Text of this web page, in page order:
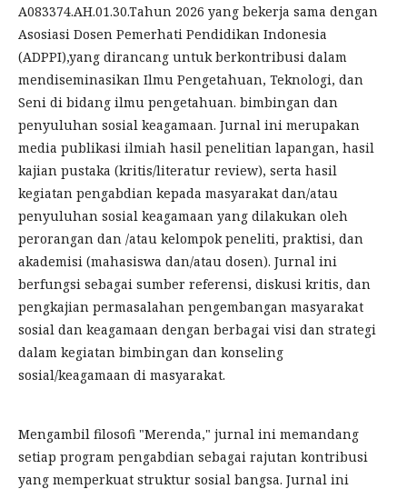
A083374.AH.01.30.Tahun 2026 yang bekerja sama dengan
Asosiasi Dosen Pemerhati Pendidikan Indonesia
(ADPPI),yang dirancang untuk berkontribusi dalam
mendiseminasikan Ilmu Pengetahuan, Teknologi, dan
Seni di bidang ilmu pengetahuan. bimbingan dan
penyuluhan sosial keagamaan. Jurnal ini merupakan
media publikasi ilmiah hasil penelitian lapangan, hasil
kajian pustaka (kritis/literatur review), serta hasil
kegiatan pengabdian kepada masyarakat dan/atau
penyuluhan sosial keagamaan yang dilakukan oleh
perorangan dan /atau kelompok peneliti, praktisi, dan
akademisi (mahasiswa dan/atau dosen). Jurnal ini
berfungsi sebagai sumber referensi, diskusi kritis, dan
pengkajian permasalahan pengembangan masyarakat
sosial dan keagamaan dengan berbagai visi dan strategi
dalam kegiatan bimbingan dan konseling
sosial/keagamaan di masyarakat.
Mengambil filosofi "Merenda," jurnal ini memandang
setiap program pengabdian sebagai rajutan kontribusi
yang memperkuat struktur sosial bangsa. Jurnal ini